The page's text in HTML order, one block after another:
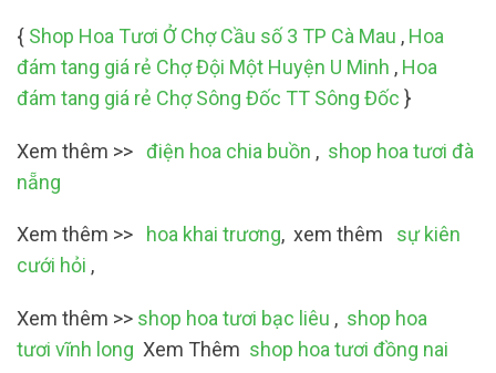
{ Shop Hoa Tươi Ở Chợ Cầu số 3 TP Cà Mau , Hoa
đám tang giá rẻ Chợ Đội Một Huyện U Minh , Hoa
đám tang giá rẻ Chợ Sông Đốc TT Sông Đốc }
Xem thêm >> điện hoa chia buồn , shop hoa tươi đà
nẵng
Xem thêm >> hoa khai trương, xem thêm
sự kiên
cưới hỏi ,
Xem thêm >> shop hoa tươi bạc liêu , shop hoa
tươi vĩnh long Xem Thêm shop hoa tươi đồng nai